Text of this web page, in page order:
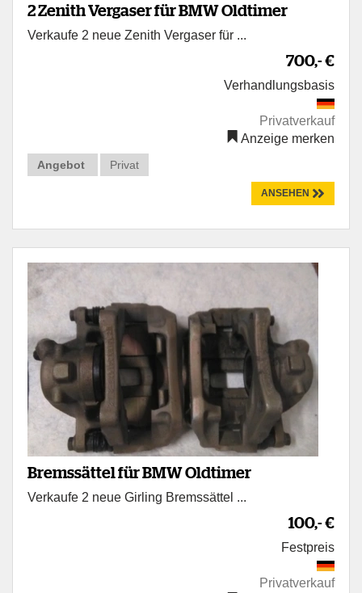
2 Zenith Vergaser für BMW Oldtimer
Verkaufe 2 neue Zenith Vergaser für ...
700,- €
Verhandlungsbasis
Privatverkauf
Anzeige merken
Angebot Privat
ANSEHEN
Bremssättel für BMW Oldtimer
Verkaufe 2 neue Girling Bremssättel ...
100,- €
Festpreis
Privatverkauf